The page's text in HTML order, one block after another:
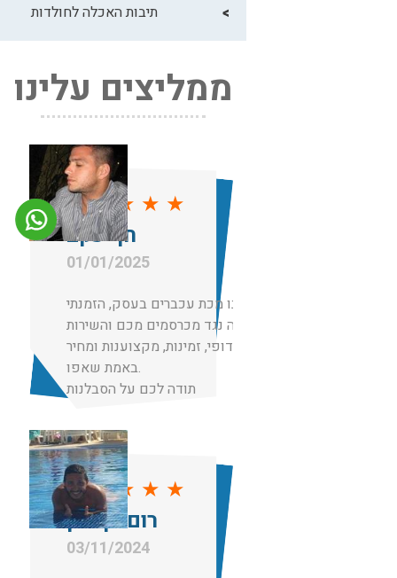
תיבות האכלה לחולדות
ממליצים עלינו
★★★ ★ ★
חן יעקב
01/01/2025
הייתה לנו מכת עכברים בעסק, הזמנתי
הדברה נגד מכרסמים מכם והשירות
היה ללא דופי, זמינות, מקצוענות ומחיר
באמת שאפו.
תודה לכם על הסבלנות
★★★ ★ ★
רום בן כהן
03/11/2024